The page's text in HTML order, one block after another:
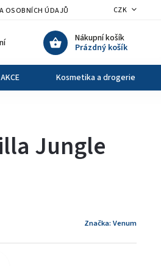
OSOBNÍCH ÚDAJŮ VÝMĚNA A VRÁCENÍ
CZK
Nákupní košík
Prázdný košík
AKCE Kosmetika a drogerie
Jungle
Značka: Venum